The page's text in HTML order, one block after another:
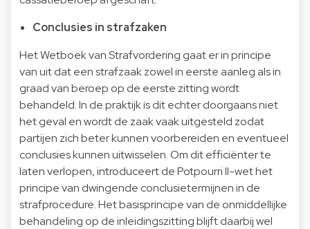
Conclusies in strafzaken
Het Wetboek van Strafvordering gaat er in principe
van uit dat een strafzaak zowel in eerste aanleg als in
graad van beroep op de eerste zitting wordt
behandeld. In de praktijk is dit echter doorgaans niet
het geval en wordt de zaak vaak uitgesteld zodat
partijen zich beter kunnen voorbereiden en eventueel
conclusies kunnen uitwisselen. Om dit efficiënter te
laten verlopen, introduceert de Potpourri II-wet het
principe van dwingende conclusietermijnen in de
strafprocedure. Het basisprincipe van de onmiddellijke
behandeling op de inleidingszitting blijft daarbij wel